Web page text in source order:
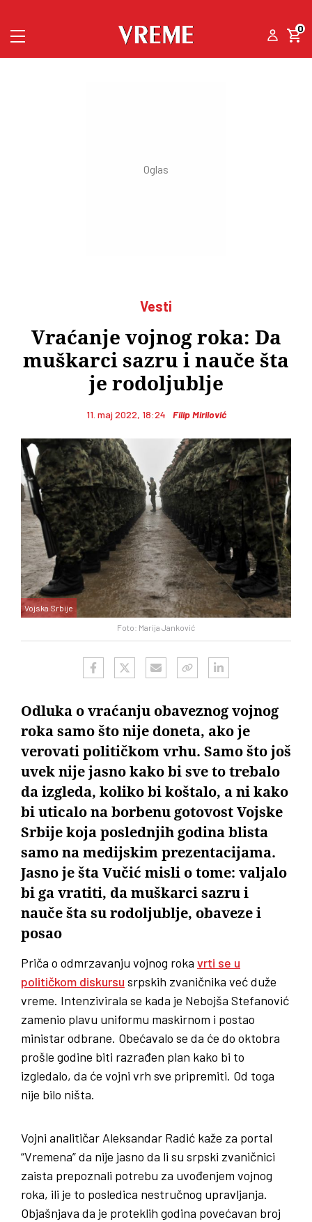
0
Vesti
Vraćanje vojnog roka: Da
muškarci sazru i nauče šta
je rodoljublje
11. maj 2022, 18:24 Filip Mirilović
Foto: Marija Janković
Vojska Srbije
Odluka o vraćanju obaveznog vojnog
roka samo što nije doneta, ako je
verovati političkom vrhu. Samo što još
uvek nije jasno kako bi sve to trebalo
da izgleda, koliko bi koštalo, a ni kako
bi uticalo na borbenu gotovost Vojske
Srbije koja poslednjih godina blista
samo na medijskim prezentacijama.
Jasno je šta Vučić misli o tome: valjalo
bi ga vratiti, da muškarci sazru i
nauče šta su rodoljublje, obaveze i
posao
Priča o odmrzavanju vojnog roka vrti se u
političkom diskursu srpskih zvaničnika već duže
vreme. Intenzivirala se kada je Nebojša Stefanović
zamenio plavu uniformu maskirnom i postao
ministar odbrane. Obećavalo se da će do oktobra
prošle godine biti razrađen plan kako bi to
izgledalo, da će vojni vrh sve pripremiti. Od toga
nije bilo ništa.
Vojni analitičar Aleksandar Radić kaže za portal
“Vremena” da nije jasno da li su srpski zvaničnici
zaista prepoznali potrebu za uvođenjem vojnog
roka, ili je to posledica nestručnog upravljanja.
Objašnjava da je proteklih godina povećavan broj